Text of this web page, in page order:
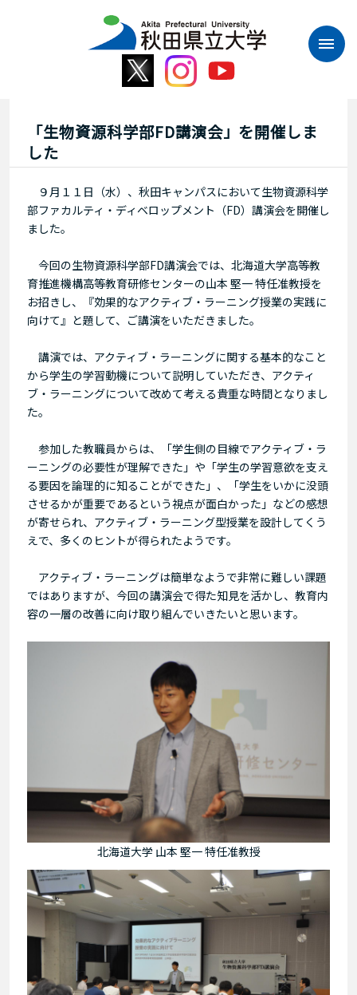
「生物資源科学部FD講演会」を開催しま
した
９月１１日（水）、秋田キャンパスにおいて生物資源科学
部ファカルティ・ディベロップメント（FD）講演会を開催し
ました。
今回の生物資源科学部FD講演会では、北海道大学高等教
育推進機構高等教育研修センターの山本 堅一 特任准教授を
お招きし、『効果的なアクティブ・ラーニング授業の実践に
向けて』と題して、ご講演をいただきました。
講演では、アクティブ・ラーニングに関する基本的なこと
から学生の学習動機について説明していただき、アクティ
ブ・ラーニングについて改めて考える貴重な時間となりまし
た。
参加した教職員からは、「学生側の目線でアクティブ・ラ
ーニングの必要性が理解できた」や「学生の学習意欲を支え
る要因を論理的に知ることができた」、「学生をいかに没頭
させるかが重要であるという視点が面白かった」などの感想
が寄せられ、アクティブ・ラーニング型授業を設計してくう
えで、多くのヒントが得られたようです。
アクティブ・ラーニングは簡単なようで非常に難しい課題
ではありますが、今回の講演会で得た知見を活かし、教育内
容の一層の改善に向け取り組んでいきたいと思います。
北海道大学 山本 堅一 特任准教授